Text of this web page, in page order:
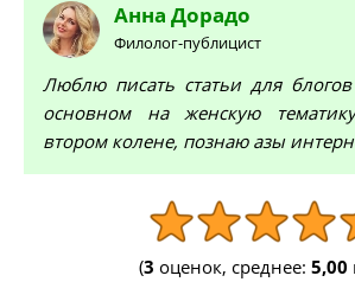
Анна Дорадо
Филолог-публицист
Люблю писать статьи для
основном на женскую
втором колене, познаю азы
(3 оценок, среднее: 5,00